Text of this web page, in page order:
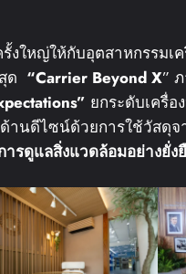
งใหญ่ให้กับอุตสาหกรรม
ด “Carrier Beyond X”
ยกระดับเครื่
านดีไซน์ด้วยการใช้วัสดุจ
รดูแลสิ่งแวดล้อมอย่างยั่ง